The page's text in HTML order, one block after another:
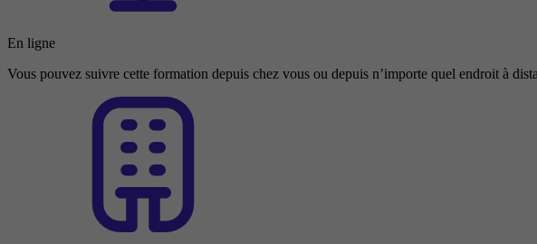
En ligne
Vous pouvez suivre cette formation depuis chez vous ou depuis n’importe quel endroit à